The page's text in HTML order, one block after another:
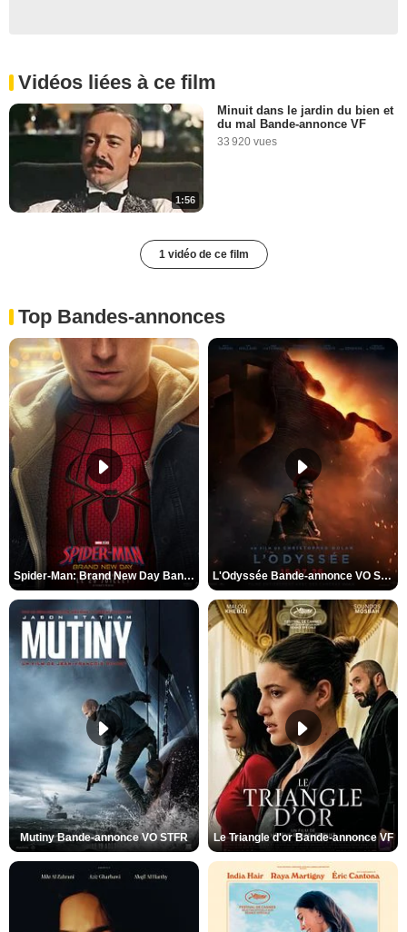
Vidéos liées à ce film
1:56
Minuit dans le jardin du bien et
du mal Bande-annonce VF
33 920 vues
1 vidéo de ce film
Top Bandes-annonces
Spider-Man: Brand New Day Bande-annonce VO STFR L'Odyssée Bande-annonce VO STFR
Mutiny Bande-annonce VO STFR Le Triangle d'or Bande-annonce VF